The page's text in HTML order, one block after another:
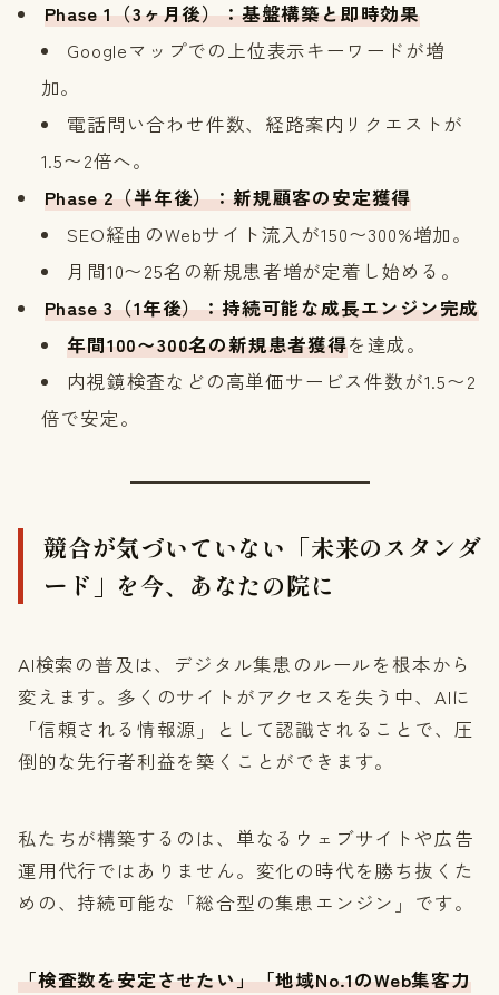
Phase 1（3ヶ月後）：基盤構築と即時効果
Googleマップでの上位表示キーワードが増
加。
電話問い合わせ件数、経路案内リクエストが
1.5〜2倍へ。
Phase 2（半年後）：新規顧客の安定獲得
SEO経由のWebサイト流入が150〜300%増加。
月間10〜25名の新規患者増が定着し始める。
Phase 3（1年後）：持続可能な成長エンジン完成
年間100〜300名の新規患者獲得を達成。
内視鏡検査などの高単価サービス件数が1.5〜2
倍で安定。
競合が気づいていない「未来のスタンダ
ード」を今、あなたの院に
AI検索の普及は、デジタル集患のルールを根本から
変えます。多くのサイトがアクセスを失う中、AIに
「信頼される情報源」として認識されることで、圧
倒的な先行者利益を築くことができます。
私たちが構築するのは、単なるウェブサイトや広告
運用代行ではありません。変化の時代を勝ち抜くた
めの、持続可能な「総合型の集患エンジン」です。
「検査数を安定させたい」「地域No.1のWeb集客力